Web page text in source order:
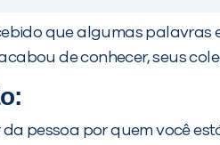
que algumas palavras
de conhecer, seus
pessoa por quem você